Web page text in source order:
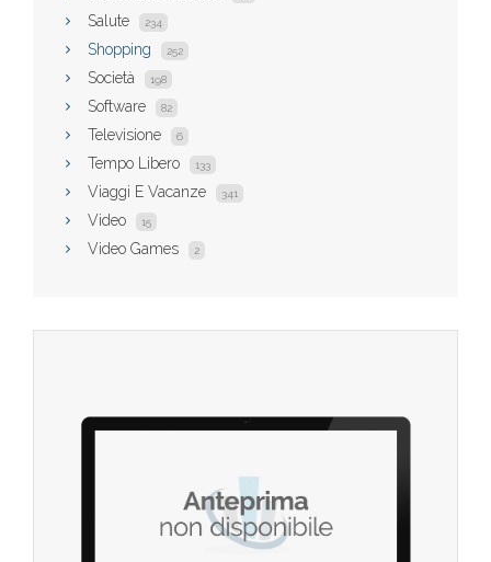
Salute 234
Shopping 252
Società 198
Software 82
Televisione 6
Tempo Libero 133
Viaggi E Vacanze 341
Video 15
Video Games 2